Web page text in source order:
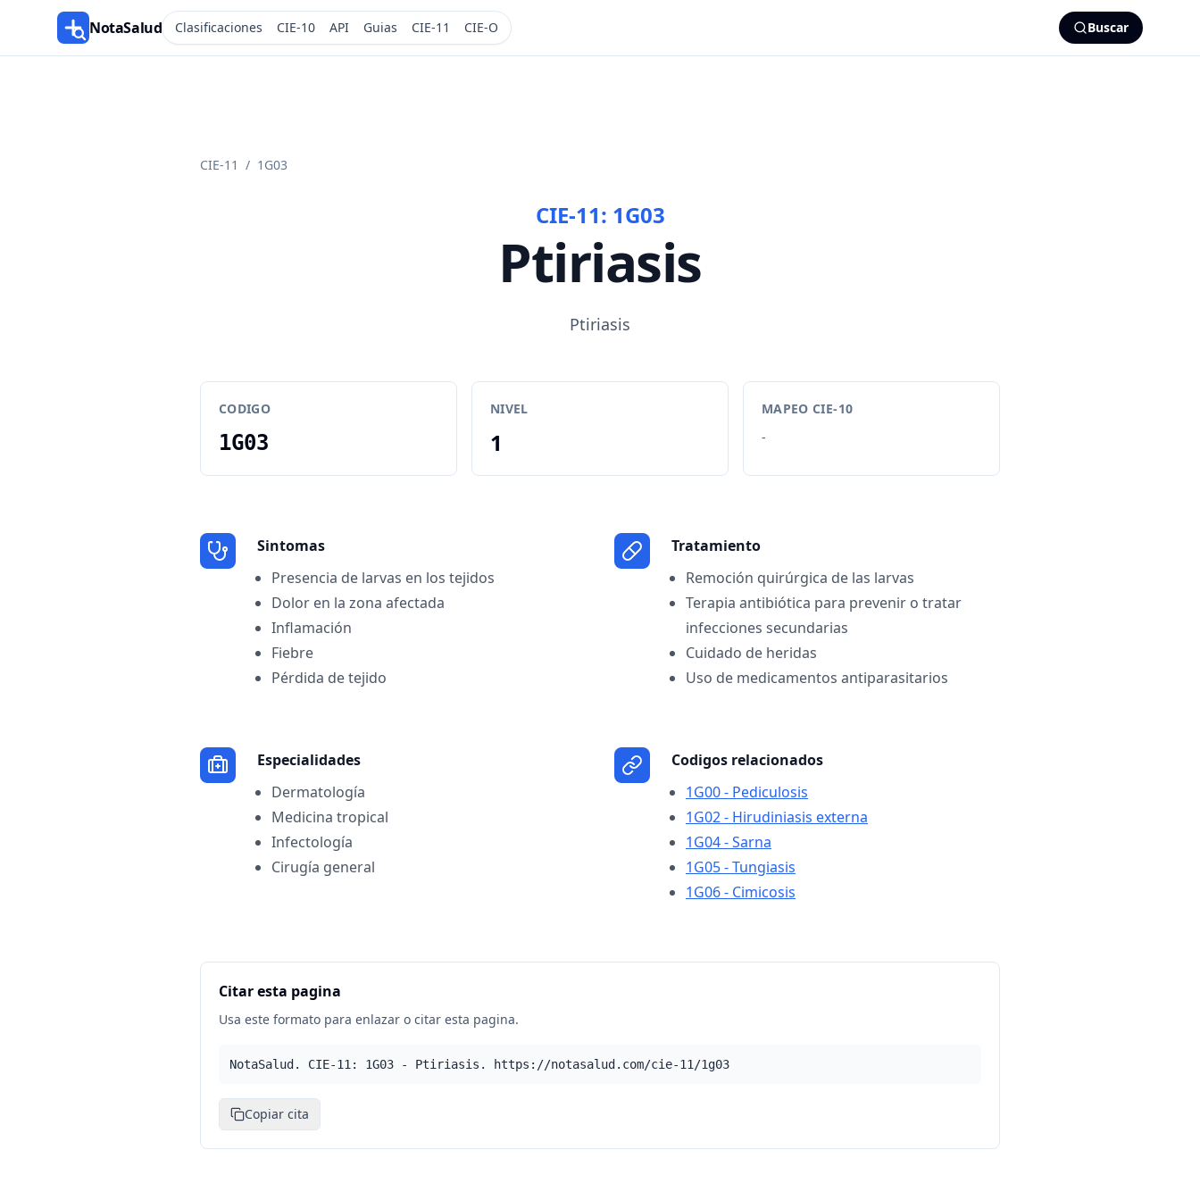
NotaSalud Clasificaciones CIE-10 API Guias CIE-11 CIE-O Buscar
CIE-11 / 1G03
CIE-11: 1G03
Ptiriasis
Ptiriasis
CODIGO
1G03
NIVEL
1
MAPEO CIE-10
-
Sintomas
Presencia de larvas en los tejidos
Dolor en la zona afectada
Inflamación
Fiebre
Pérdida de tejido
Tratamiento
Remoción quirúrgica de las larvas
Terapia antibiótica para prevenir o tratar
infecciones secundarias
Cuidado de heridas
Uso de medicamentos antiparasitarios
Especialidades
Dermatología
Medicina tropical
Infectología
Cirugía general
Codigos relacionados
1G00 - Pediculosis
1G02 - Hirudiniasis externa
1G04 - Sarna
1G05 - Tungiasis
1G06 - Cimicosis
Citar esta pagina
Usa este formato para enlazar o citar esta pagina.
NotaSalud. CIE-11: 1G03 - Ptiriasis. https://notasalud.com/cie-11/1g03
Copiar cita